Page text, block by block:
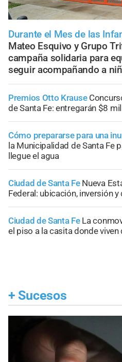
Durante el Mes de las
Mateo Esquivo y Grupo
campaña solidaria para
seguir acompañando a
Premios Otto Krause
de Santa Fe: entregarán $8
Cómo prepararse para una
la Municipalidad de Santa Fe
llegue el agua
Ciudad de Santa Fe Nueva
Federal: ubicación, inversión
Ciudad de Santa Fe La
el piso a la casita donde
+ Sucesos